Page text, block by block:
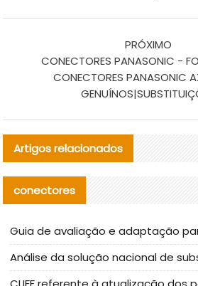
PRÓXIMO
CONECTORES PANASONIC -
CONECTORES PANASONIC
Artigos relacionados
conectores